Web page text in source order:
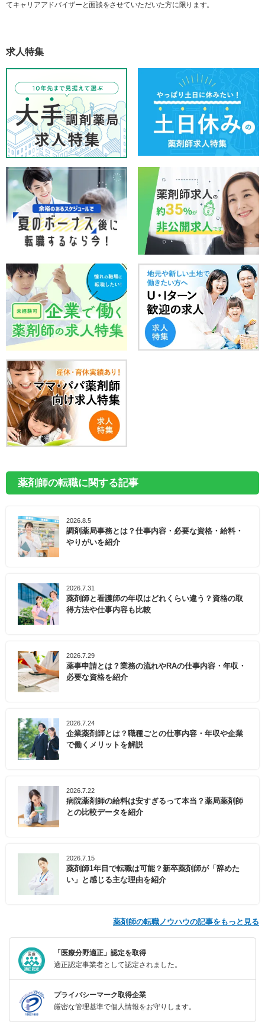
てキャリアアドバイザーと面談をさせていただいた方に限ります。
求人特集
薬剤師の転職に関する記事
2026.8.5
調剤薬局事務とは？仕事内容・必要な資格・給料・
やりがいを紹介
2026.7.31
薬剤師と看護師の年収はどれくらい違う？資格の取
得方法や仕事内容も比較
2026.7.29
薬事申請とは？業務の流れやRAの仕事内容・年収・
必要な資格を紹介
2026.7.24
企業薬剤師とは？職種ごとの仕事内容・年収や企業
で働くメリットを解説
2026.7.22
病院薬剤師の給料は安すぎるって本当？薬局薬剤師
との比較データを紹介
2026.7.15
薬剤師1年目で転職は可能？新卒薬剤師が「辞めた
い」と感じる主な理由を紹介
薬剤師の転職ノウハウの記事をもっと見る
「医療分野適正」認定を取得
適正認定事業者として認定されました。
プライバシーマーク取得企業
厳密な管理基準で個人情報をお守りします。